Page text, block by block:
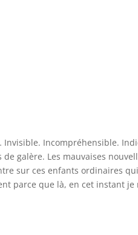
Invisible. Incompréhensible.
galère. Les mauvaises
sur ces enfants ordinaires
parce que là, en cet instant je